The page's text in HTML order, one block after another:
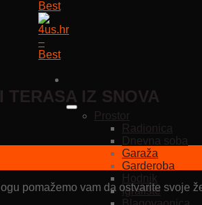
Prostor
Radionica
Dnevna soba
Garaža
Garderoba
Hodnik
Igralište
TERASA IZ SNOVA
pomažemo vam da ostvarite svoje